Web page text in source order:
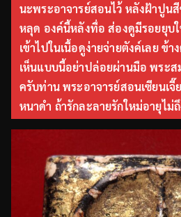
นะพระอาจารย์สอนไว้ หลังฝ้าปูน
หลุด องค์นี้หลังทื่อ ส่องดูมีรอยยุบ
เข้าไปในเนื้อดูง่ายจ่ายตังค์เลย ข้
เห็นแบบนี้อย่าปล่อยผ่านมือ พระ
ครับท่าน พระอาจารย์สอนเซียนเ
หนาดำ ถ้ารักละลายรักใหม่อายุไม่